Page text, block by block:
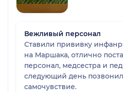
Вежливый персонал
Ставили прививку
на Маршака, отлично
персонал, медсестра и
следующий день
самочувствие.